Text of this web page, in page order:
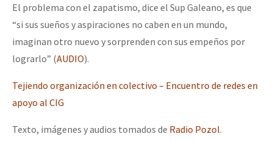
El problema con el zapatismo, dice el Sup Galeano, es que
“si sus sueños y aspiraciones no caben en un mundo,
imaginan otro nuevo y sorprenden con sus empeños por
lograrlo” (AUDIO).
Tejiendo organización en colectivo – Encuentro de redes en
apoyo al CIG
Texto, imágenes y audios tomados de Radio Pozol.